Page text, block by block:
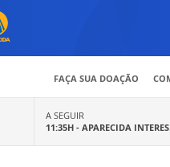
FAÇA SUA DOAÇÃO
A SEGUIR
11:35H - APARECIDA